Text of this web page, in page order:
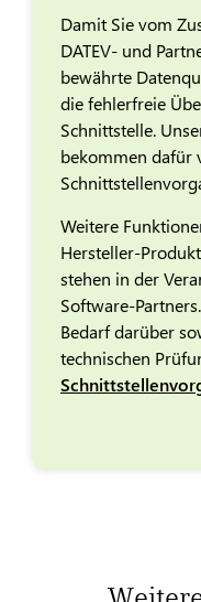
Damit Sie vom
DATEV- und
bewährte
die fehlerfreie
Schnittstelle.
bekommen dafür
Weitere
Hersteller-
stehen in der
Software-
Bedarf darüber
technischen